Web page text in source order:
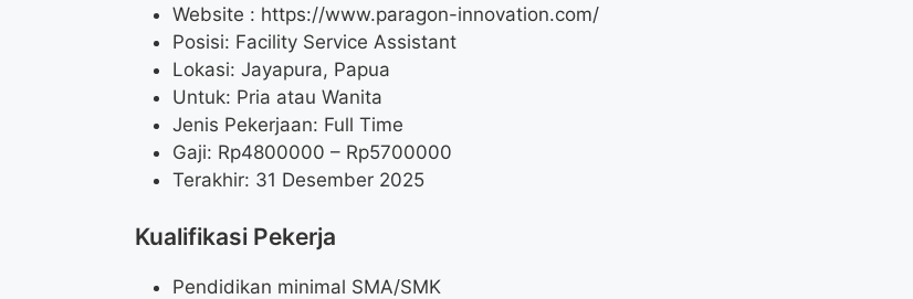
Website : https://www.paragon-innovation.com/
Posisi: Facility Service Assistant
Lokasi: Jayapura, Papua
Untuk: Pria atau Wanita
Jenis Pekerjaan: Full Time
Gaji: Rp4800000 – Rp5700000
Terakhir: 31 Desember 2025
Kualifikasi Pekerja
Pendidikan minimal SMA/SMK